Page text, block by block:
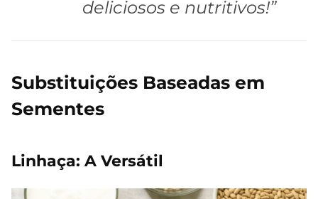
deliciosos e nutritivos!”
Substituições Baseadas em
Sementes
Linhaça: A Versátil